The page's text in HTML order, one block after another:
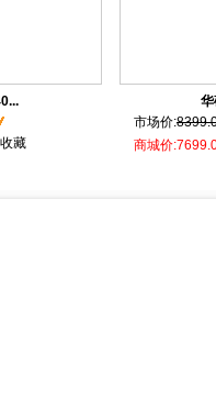
收藏
市场价:
商城价